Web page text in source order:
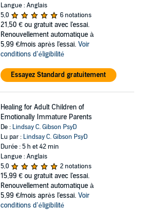
Langue : Anglais
5,0
6 notations
21,50 € ou gratuit avec l'essai.
Renouvellement automatique à
5,99 €/mois après l'essai. Voir
conditions d'éligibilité
Essayez Standard gratuitement
Healing for Adult Children of
Emotionally Immature Parents
De : Lindsay C. Gibson PsyD
Lu par : Lindsay C. Gibson PsyD
Durée : 5 h et 42 min
Langue : Anglais
5,0
2 notations
15,99 € ou gratuit avec l'essai.
Renouvellement automatique à
5,99 €/mois après l'essai. Voir
conditions d'éligibilité